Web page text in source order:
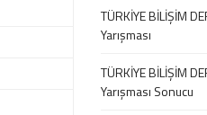
TÜRKİYE BİLİŞİM
Yarışması
TÜRKİYE BİLİŞİM
Yarışması Sonucu